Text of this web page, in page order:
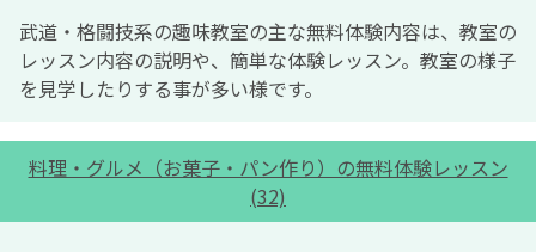
武道・格闘技系の趣味教室の主な無料体験内容は、教室の
レッスン内容の説明や、簡単な体験レッスン。教室の様子
を見学したりする事が多い様です。
料理・グルメ（お菓子・パン作り）の無料体験レッスン
(32)